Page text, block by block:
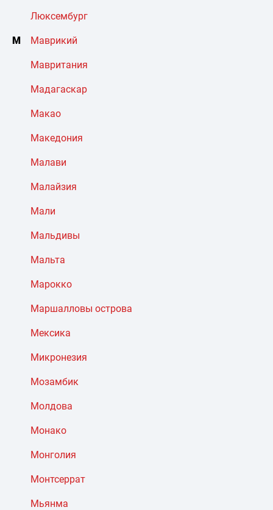
Люксембург
М Маврикий
Мавритания
Мадагаскар
Макао
Македония
Малави
Малайзия
Мали
Мальдивы
Мальта
Марокко
Маршалловы острова
Мексика
Микронезия
Мозамбик
Молдова
Монако
Монголия
Монтсеррат
Мьянма